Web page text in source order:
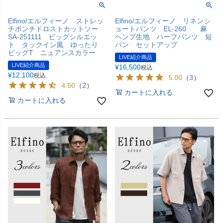
Elfino/エルフィーノ ストレッ
チポンチドロストカットソー
SA-251111 ビッグシルエッ
ト タックイン風 ゆったり
ビッグT ニュアンスカラー
LIVE紹介商品
¥12,100税込
4.50 （2）
カートに入れる
Elfino/エルフィーノ リネンシ
ョートパンツ EL-260 麻
ヘンプ生地 ハーフパンツ 短
パン セットアップ
LIVE紹介商品
¥16,500税込
5.00 （3）
カートに入れる